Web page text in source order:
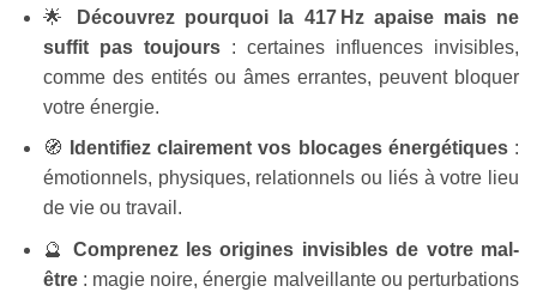
🌟
Découvrez pourquoi la 417 Hz apaise mais ne
suffit pas toujours: certaines influences invisibles,
comme des entités ou âmes errantes, peuvent bloquer
votre énergie.
🧭 Identifiez clairement vos blocages énergétiques:
émotionnels, physiques, relationnels ou liés à votre lieu
de vie ou travail.
🔮 Comprenez les origines invisibles de votre mal-
être: magie noire, énergie malveillante ou perturbations